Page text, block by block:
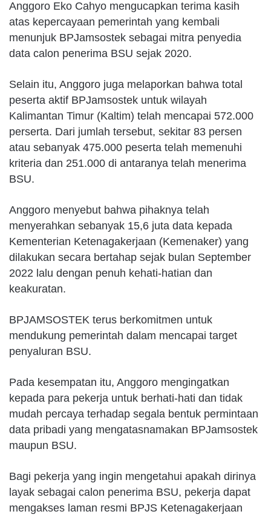
Anggoro Eko Cahyo mengucapkan terima kasih
atas kepercayaan pemerintah yang kembali
menunjuk BPJamsostek sebagai mitra penyedia
data calon penerima BSU sejak 2020.
Selain itu, Anggoro juga melaporkan bahwa total
peserta aktif BPJamsostek untuk wilayah
Kalimantan Timur (Kaltim) telah mencapai 572.000
perserta. Dari jumlah tersebut, sekitar 83 persen
atau sebanyak 475.000 peserta telah memenuhi
kriteria dan 251.000 di antaranya telah menerima
BSU.
Anggoro menyebut bahwa pihaknya telah
menyerahkan sebanyak 15,6 juta data kepada
Kementerian Ketenagakerjaan (Kemenaker) yang
dilakukan secara bertahap sejak bulan September
2022 lalu dengan penuh kehati-hatian dan
keakuratan.
BPJAMSOSTEK terus berkomitmen untuk
mendukung pemerintah dalam mencapai target
penyaluran BSU.
Pada kesempatan itu, Anggoro mengingatkan
kepada para pekerja untuk berhati-hati dan tidak
mudah percaya terhadap segala bentuk permintaan
data pribadi yang mengatasnamakan BPJamsostek
maupun BSU.
Bagi pekerja yang ingin mengetahui apakah dirinya
layak sebagai calon penerima BSU, pekerja dapat
mengakses laman resmi BPJS Ketenagakerjaan